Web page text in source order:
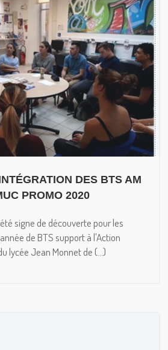
DES BTS AM
PROMO 2020
signe de découverte pour les
de BTS support à l'Action
lycée Jean Monnet de (...)